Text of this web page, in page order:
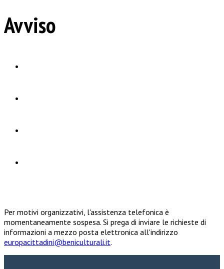
Avviso
Per motivi organizzativi, l'assistenza telefonica è
momentaneamente sospesa. Si prega di inviare le richieste di
informazioni a mezzo posta elettronica all'indirizzo
europacittadini@beniculturali.it.